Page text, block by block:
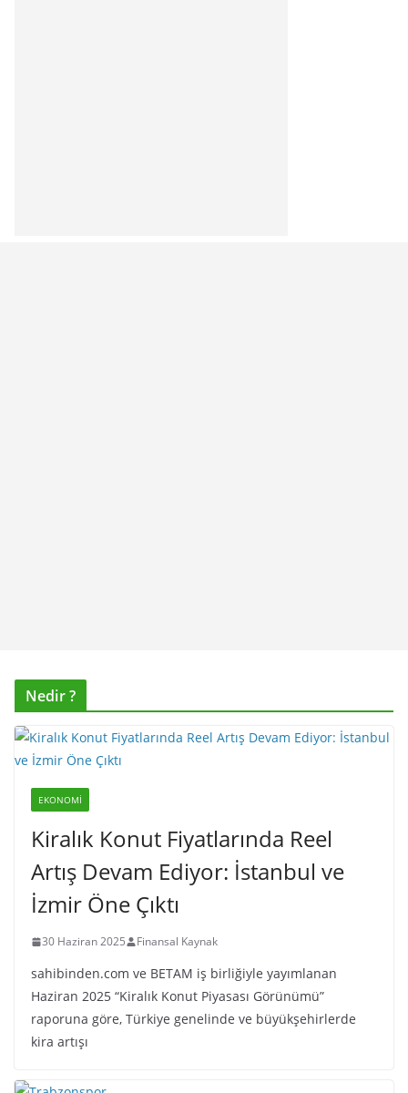
Nedir ?
EKONOMI
Kiralık Konut Fiyatlarında Reel
Artış Devam Ediyor: İstanbul ve
İzmir Öne Çıktı
30 Haziran 2025 Finansal Kaynak
sahibinden.com ve BETAM iş birliğiyle yayımlanan
Haziran 2025 “Kiralık Konut Piyasası Görünümü”
raporuna göre, Türkiye genelinde ve büyükşehirlerde
kira artışı